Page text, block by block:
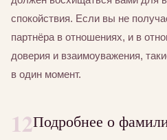
спокойствия. Если вы не
партнёра в отношениях, и в
доверия и взаимоуважения,
в один момент.
12Подробнее о